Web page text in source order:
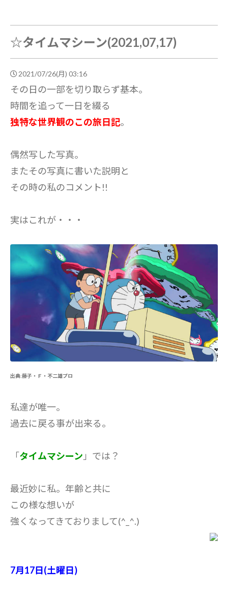
☆タイムマシーン(2021,07,17)
2021/07/26(月) 03:16
その日の一部を切り取らず基本。
時間を追って一日を綴る
独特な世界観のこの旅日記。
偶然写した写真。
またその写真に書いた説明と
その時の私のコメント!!
実はこれが・・・
出典:藤子・Ｆ・不二雄プロ
私達が唯一。
過去に戻る事が出来る。
「タイムマシーン 」では？
最近妙に私。年齢と共に
この様な想いが
強くなってきておりまして(^_^.)
7月17日(土曜日)